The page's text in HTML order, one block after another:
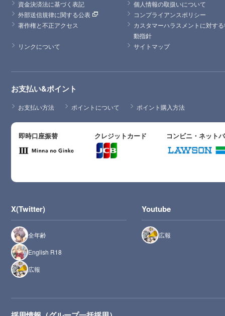
資金決済法に基づく表記
個人情報の取扱いについて
外部送信規律に関する公表
コンプライアンスポリシー
著作権と不正アクセス
カスタマーハラスメントに対す
動指針
リンクについて
サイトマップ
お支払い&ポイント
お支払い方法 ポイントについて ポイント購入方法
即時口座振替 クレジットカード コンビニ・ネット
X(Twitter)
全年齢
English R18
広報
Youtube
広報